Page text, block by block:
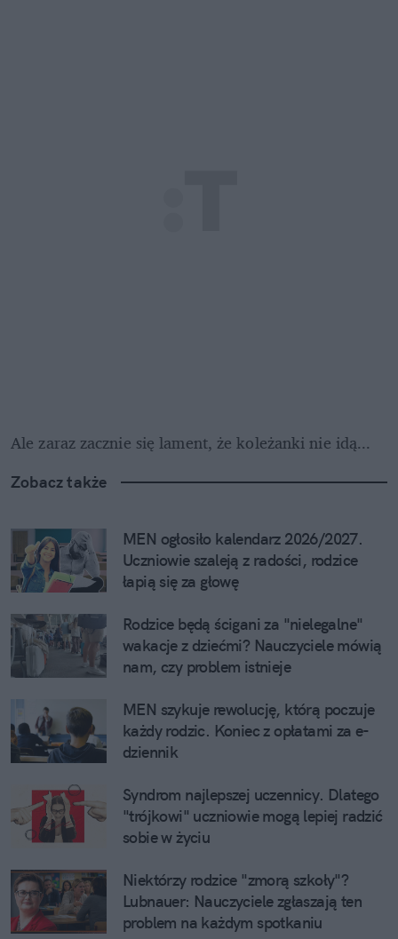
Ale zaraz zacznie się lament, że koleżanki nie idą...
Zobacz także
MEN ogłosiło kalendarz 2026/2027.
Uczniowie szaleją z radości, rodzice
łapią się za głowę
Rodzice będą ścigani za "nielegalne"
wakacje z dziećmi? Nauczyciele mówią
nam, czy problem istnieje
MEN szykuje rewolucję, którą poczuje
każdy rodzic. Koniec z opłatami za e-
dziennik
Syndrom najlepszej uczennicy. Dlatego
"trójkowi" uczniowie mogą lepiej radzić
sobie w życiu
Niektórzy rodzice "zmorą szkoły"?
Lubnauer: Nauczyciele zgłaszają ten
problem na każdym spotkaniu